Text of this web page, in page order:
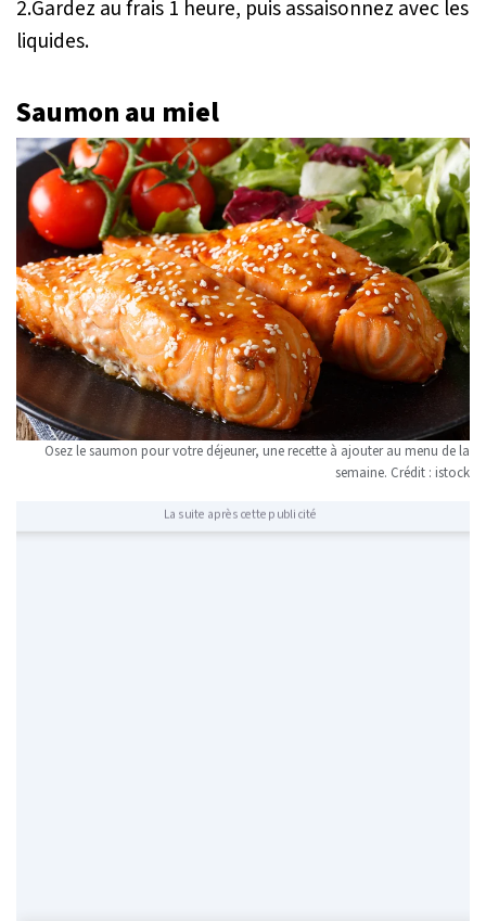
2.Gardez au frais 1 heure, puis assaisonnez avec les
liquides.
Saumon au miel
Osez le saumon pour votre déjeuner, une recette à ajouter au menu de la
semaine. Crédit : istock
La suite après cette publicité